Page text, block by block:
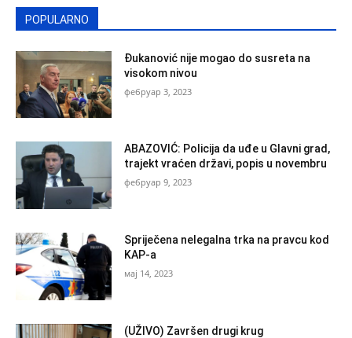
POPULARNO
Đukanović nije mogao do susreta na
visokom nivou
фебруар 3, 2023
ABAZOVIĆ: Policija da uđe u Glavni grad,
trajekt vraćen državi, popis u novembru
фебруар 9, 2023
Spriječena nelegalna trka na pravcu kod
KAP-a
мај 14, 2023
(UŽIVO) Završen drugi krug